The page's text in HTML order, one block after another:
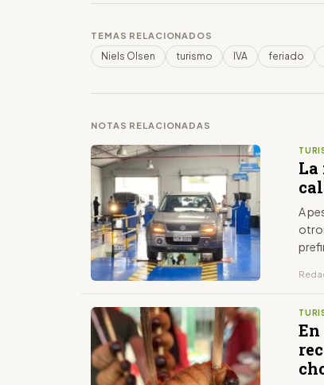
TEMAS RELACIONADOS
Niels Olsen turismo IVA feriado
NOTAS RELACIONADAS
La
A